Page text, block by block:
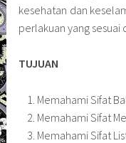
kesehatan dan
perlakuan yang sesuai
TUJUAN
Memahami Sifat
Memahami Sifat
Memahami Sifat